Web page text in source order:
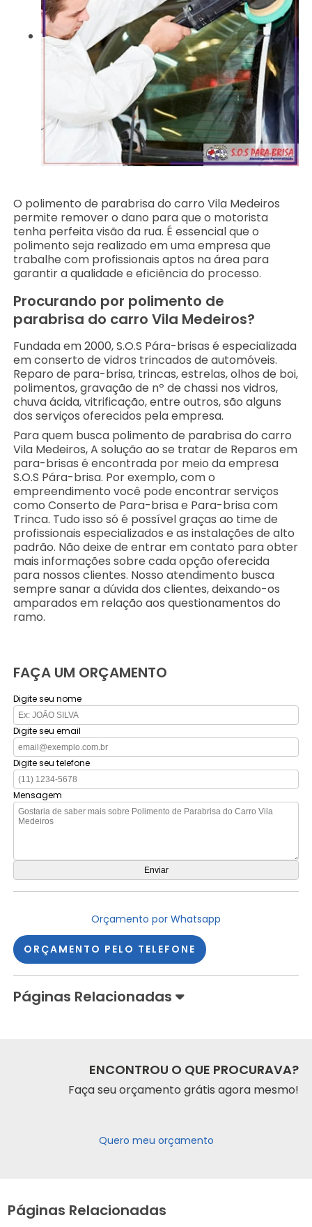
O polimento de parabrisa do carro Vila Medeiros
permite remover o dano para que o motorista
tenha perfeita visão da rua. É essencial que o
polimento seja realizado em uma empresa que
trabalhe com profissionais aptos na área para
garantir a qualidade e eficiência do processo.
Procurando por polimento de
parabrisa do carro Vila Medeiros?
Fundada em 2000, S.O.S Pára-brisas é especializada
em conserto de vidros trincados de automóveis.
Reparo de para-brisa, trincas, estrelas, olhos de boi,
polimentos, gravação de nº de chassi nos vidros,
chuva ácida, vitrificação, entre outros, são alguns
dos serviços oferecidos pela empresa.
Para quem busca polimento de parabrisa do carro
Vila Medeiros, A solução ao se tratar de Reparos em
para-brisas é encontrada por meio da empresa
S.O.S Pára-brisa. Por exemplo, com o
empreendimento você pode encontrar serviços
como Conserto de Para-brisa e Para-brisa com
Trinca. Tudo isso só é possível graças ao time de
profissionais especializados e as instalações de alto
padrão. Não deixe de entrar em contato para obter
mais informações sobre cada opção oferecida
para nossos clientes. Nosso atendimento busca
sempre sanar a dúvida dos clientes, deixando-os
amparados em relação aos questionamentos do
ramo.
FAÇA UM ORÇAMENTO
Digite seu nome
Digite seu email
Digite seu telefone
Mensagem
Orçamento por Whatsapp
ORÇAMENTO PELO TELEFONE
Páginas Relacionadas
ENCONTROU O QUE PROCURAVA?
Faça seu orçamento grátis agora mesmo!
Quero meu orçamento
Páginas Relacionadas